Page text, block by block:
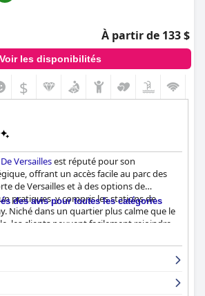
À partir de 133 $
Voir les disponibilités
$
Versaillesest réputé pour son
offrant un accès facile au parc des
de Versailles et à des options de
pratiques, y compris les stations de
Niché dans un quartier plus calme que le
les clients peuvent facilement rejoindre
emblématiques comme la Tour Eiffel
options de restauration à proximité.
avec des équipements modernes tels
et une piscine.
des avis pour toutes les catégories